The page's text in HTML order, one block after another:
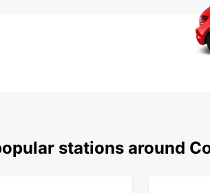
stations around